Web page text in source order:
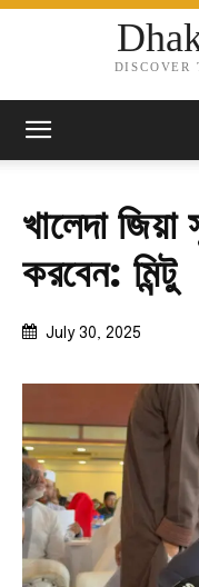
DISCOVER
খালেদা
করবেন: মিন্টু
July 30, 2025